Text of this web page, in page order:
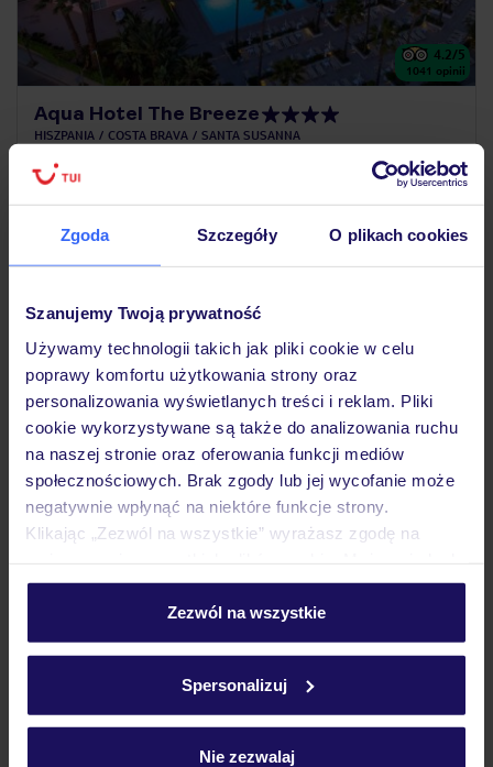
Zgoda Szczegóły O plikach cookies
Szanujemy Twoją prywatność
Używamy technologii takich jak pliki cookie w celu
poprawy komfortu użytkowania strony oraz
personalizowania wyświetlanych treści i reklam. Pliki
cookie wykorzystywane są także do analizowania ruchu
na naszej stronie oraz oferowania funkcji mediów
społecznościowych. Brak zgody lub jej wycofanie może
negatywnie wpłynąć na niektóre funkcje strony.
Klikając „Zezwól na wszystkie” wyrażasz zgodę na
personalizować swój wybór wchodząc w zakładkę
Szczegółowe informacje o plikach cookie znajdziesz
Zezwól na wszystkie
Spersonalizuj
Nie zezwalaj
4.2/5
1041 opinii
Aqua Hotel The Breeze
HISZPANIA COSTA BRAVA SANTA SUSANNA
2 359
Kraków (14:55)
Śniadanie
ZALICZKA 25%
Atzavara Hotel & Spa Luksusowy
2 513
31.10.2026 - 07.11.2026 (6 noclegów)